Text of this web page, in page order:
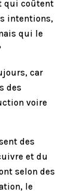
qui coûtent
intentions,
qui le
car
des
voire
des
et du
selon des
le